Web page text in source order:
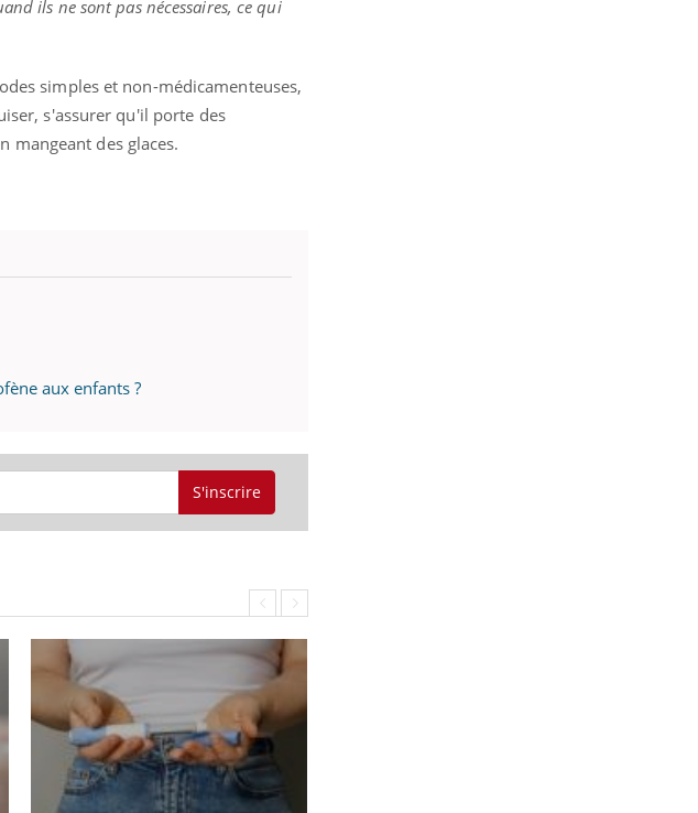
ils ne sont pas nécessaires, ce qui
simples et non-médicamenteuses,
s'assurer qu'il porte des
mangeant des glaces.
aux enfants ?
S'inscrire